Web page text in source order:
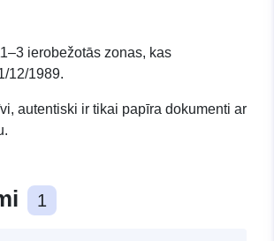
ierobežotās zonas, kas
12/1989.
autentiski ir tikai papīra dokumenti ar
1